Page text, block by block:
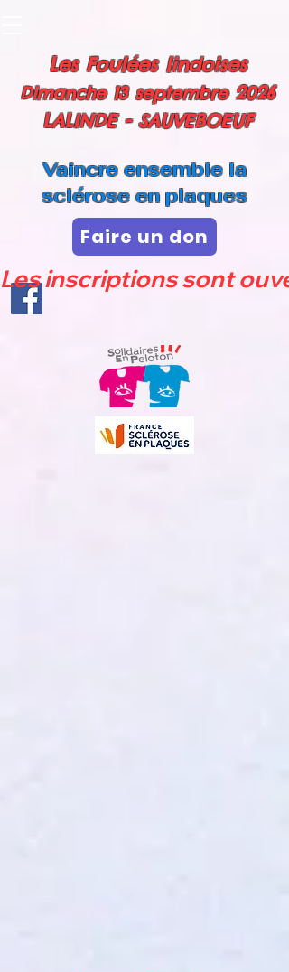
Les Foulées lindoises
Dimanche 13 septembre 2026
LALINDE - SAUVEBOEUF
Vaincre ensemble la
sclérose en plaques
Les inscriptions sont
Faire un don